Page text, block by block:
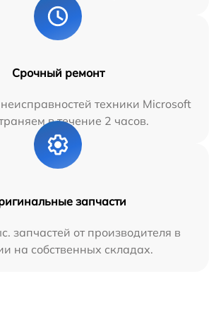
Срочный ремонт
техники Microsoft
в течение 2 часов.
запчасти
запчастей от производителя в
на собственных складах.